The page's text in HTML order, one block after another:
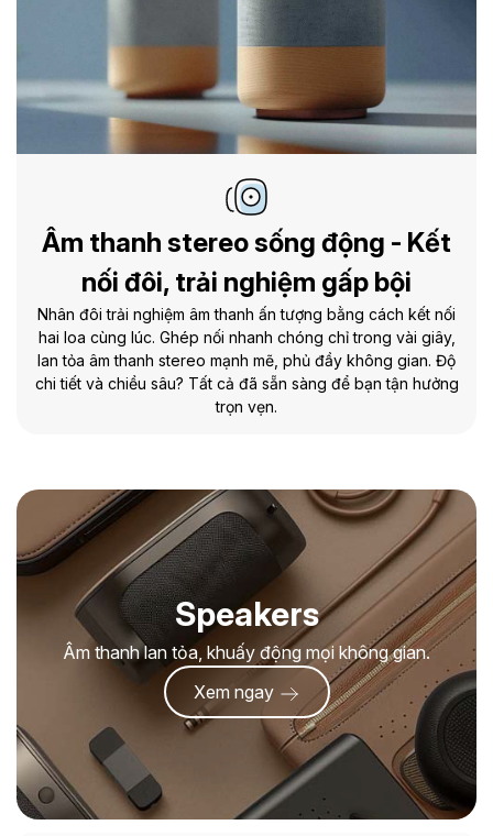
Âm thanh stereo sống động - Kết
nối đôi, trải nghiệm gấp bội
Nhân đôi trải nghiệm âm thanh ấn tượng bằng cách kết nối
hai loa cùng lúc. Ghép nối nhanh chóng chỉ trong vài giây,
lan tỏa âm thanh stereo mạnh mẽ, phủ đầy không gian. Độ
chi tiết và chiều sâu? Tất cả đã sẵn sàng để bạn tận hưởng
trọn vẹn.
Speakers
Âm thanh lan tỏa, khuấy động mọi không gian.
Xem ngay